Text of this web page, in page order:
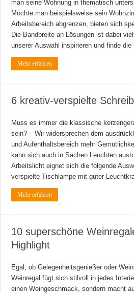
man seine Wohnung in thematisch
Möchte man beispielsweise sein
Arbeitsbereich abgrenzen, bieten sich
Die Bandbreite an Lösungen ist dabei
unserer Auswahl inspirieren und finde
Mehr erfahren
6 kreativ-verspielte
Muss es immer die klassische
sein? – Wir widersprechen dem
und Aufenthaltsbereich mehr
kann sich auch in Sachen Leuchten
Arbeitslicht eignet sich die folgende
verspielte Tischlampe mit guter
Mehr erfahren
10 superschöne
Highlight
Egal, ob Gelegenheitsgenießer oder
Weinregal fügt sich stilvoll in jedes
einen Weingeschmack, sondern macht